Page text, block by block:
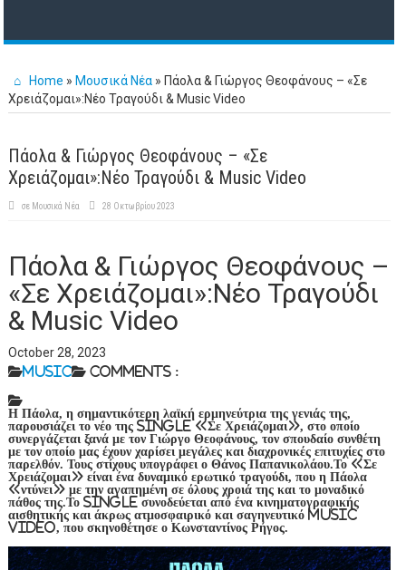
Home » Μουσικά Νέα » Πάολα & Γιώργος Θεοφάνους – «Σε
Χρειάζομαι»:Νέο Τραγούδι & Music Video
Πάολα & Γιώργος Θεοφάνους – «Σε
Χρειάζομαι»:Νέο Τραγούδι & Music Video
σε Μουσικά Νέα 28 Οκτωβρίου 2023
Πάολα & Γιώργος Θεοφάνους –
«Σε Χρειάζομαι»:Νέο Τραγούδι
& Music Video
October 28, 2023
Music Comments :
Η Πάολα, η σημαντικότερη λαϊκή ερμηνεύτρια της γενιάς της,
παρουσιάζει το νέο της single «Σε Χρειάζομαι», στο οποίο
συνεργάζεται ξανά με τον Γιώργο Θεοφάνους, τον σπουδαίο συνθέτη
με τον οποίο μας έχουν χαρίσει μεγάλες και διαχρονικές επιτυχίες στο
παρελθόν. Τους στίχους υπογράφει ο Θάνος Παπανικολάου.Το «Σε
Χρειάζομαι» είναι ένα δυναμικό ερωτικό τραγούδι, που η Πάολα
«ντύνει» με την αγαπημένη σε όλους χροιά της και το μοναδικό
πάθος της.Το single συνοδεύεται από ένα κινηματογραφικής
αισθητικής και άκρως ατμοσφαιρικό και σαγηνευτικό music
video, που σκηνοθέτησε ο Κωνσταντίνος Ρήγος.